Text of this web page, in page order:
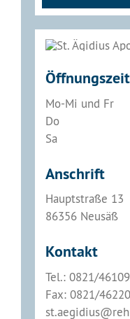
Mo-Mi und Fr
Do
Sa
Anschrift
Hauptstraße 13
86356 Neusäß
Kontakt
Tel.: 0821/
Fax: 0821/